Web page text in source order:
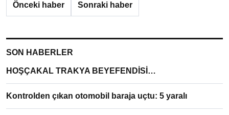
Önceki haber Sonraki haber
SON HABERLER
HOŞÇAKAL TRAKYA BEYEFENDİSİ…
Kontrolden çıkan otomobil baraja uçtu: 5 yaralı